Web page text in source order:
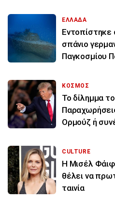
ΕΛΛΑΔΑ
Εντοπίστηκε
σπάνιο
Παγκοσμίου
ΚΟΣΜΟΣ
Το δίλημμα
Ορμούζ ή
CULTURE
Η Μισέλ
θέλει να
ταινία